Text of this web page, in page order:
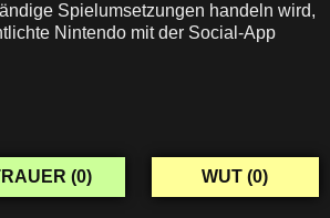
Spielumsetzungen handeln wird,
Nintendo mit der Social-App
(0) WUT (0)